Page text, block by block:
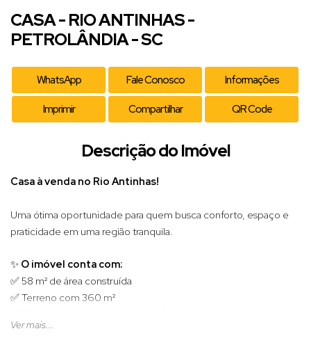
CASA - RIO ANTINHAS -
PETROLÂNDIA - SC
WhatsApp Fale Conosco Informações
Imprimir Compartilhar QR Code
Descrição do Imóvel
Casa à venda no Rio Antinhas!
Uma ótima oportunidade para quem busca conforto, espaço e
praticidade em uma região tranquila.
✨ O imóvel conta com:
✅ 58 m² de área construída
✅ Terreno com 360 m²
✅ Sala aconchegante
Ver mais...